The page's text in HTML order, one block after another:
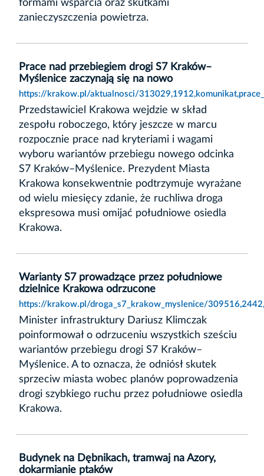
formami wsparcia oraz skutkami
zanieczyszczenia powietrza.
Prace nad przebiegiem drogi S7 Kraków–
Myślenice zaczynają się na nowo
https://krakow.pl/aktualnosci/
Przedstawiciel Krakowa wejdzie w skład
zespołu roboczego, który jeszcze w marcu
rozpocznie prace nad kryteriami i wagami
wyboru wariantów przebiegu nowego odcinka
S7 Kraków–Myślenice. Prezydent Miasta
Krakowa konsekwentnie podtrzymuje wyrażane
od wielu miesięcy zdanie, że ruchliwa droga
ekspresowa musi omijać południowe osiedla
Krakowa.
Warianty S7 prowadzące przez południowe
dzielnice Krakowa odrzucone
https://krakow.pl/droga_s7_krakow_myslenice/
Minister infrastruktury Dariusz Klimczak
poinformował o odrzuceniu wszystkich sześciu
wariantów przebiegu drogi S7 Kraków–
Myślenice. A to oznacza, że odniósł skutek
sprzeciw miasta wobec planów poprowadzenia
drogi szybkiego ruchu przez południowe osiedla
Krakowa.
Budynek na Dębnikach, tramwaj na Azory,
dokarmianie ptaków